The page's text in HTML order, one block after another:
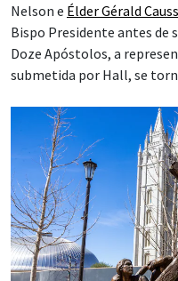
Nelson e Élder Gérald
Bispo Presidente antes de
Doze Apóstolos, a
submetida por Hall, se